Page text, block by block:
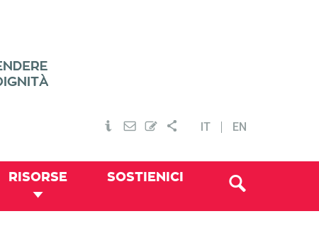
IT EN
RISORSE SOSTIENICI